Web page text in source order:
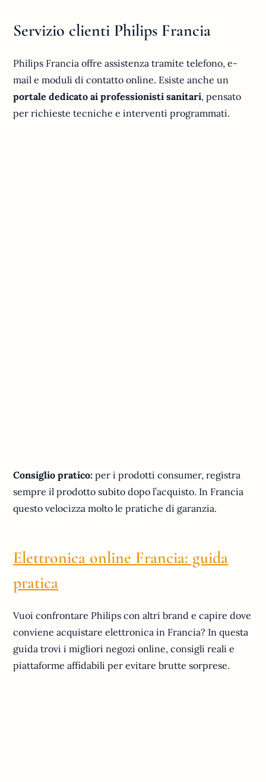
Servizio clienti Philips Francia
Philips Francia offre assistenza tramite telefono, e-
mail e moduli di contatto online. Esiste anche un
portale dedicato ai professionisti sanitari, pensato
per richieste tecniche e interventi programmati.
Consiglio pratico: per i prodotti consumer, registra
sempre il prodotto subito dopo l’acquisto. In Francia
questo velocizza molto le pratiche di garanzia.
Elettronica online Francia: guida
pratica
Vuoi confrontare Philips con altri brand e capire dove
conviene acquistare elettronica in Francia? In questa
guida trovi i migliori negozi online, consigli reali e
piattaforme affidabili per evitare brutte sorprese.